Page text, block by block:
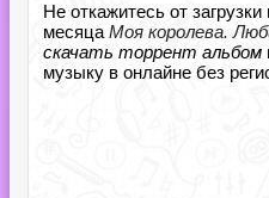
Не откажитесь от
месяца Моя королева.
скачать торрент альбом
музыку в онлайне без